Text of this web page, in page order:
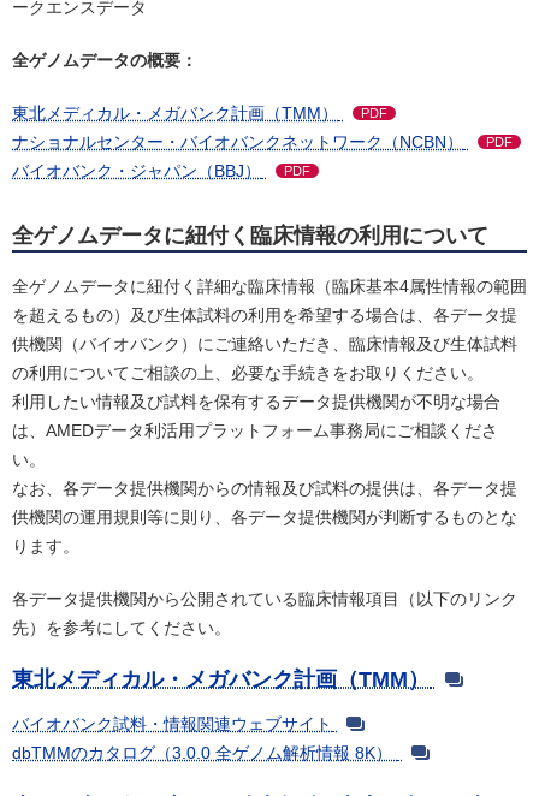
ークエンスデータ
全ゲノムデータの概要：
東北メディカル・メガバンク計画（TMM） PDF
ナショナルセンター・バイオバンクネットワーク（NCBN） PDF
バイオバンク・ジャパン（BBJ） PDF
全ゲノムデータに紐付く臨床情報の利用について
全ゲノムデータに紐付く詳細な臨床情報（臨床基本4属性情報の範囲
を超えるもの）及び生体試料の利用を希望する場合は、各データ提
供機関（バイオバンク）にご連絡いただき、臨床情報及び生体試料
の利用についてご相談の上、必要な手続きをお取りください。
利用したい情報及び試料を保有するデータ提供機関が不明な場合
は、AMEDデータ利活用プラットフォーム事務局にご相談くださ
い。
なお、各データ提供機関からの情報及び試料の提供は、各データ提
供機関の運用規則等に則り、各データ提供機関が判断するものとな
ります。
各データ提供機関から公開されている臨床情報項目（以下のリンク
先）を参考にしてください。
東北メディカル・メガバンク計画（TMM）
バイオバンク試料・情報関連ウェブサイト
dbTMMのカタログ（3.0.0 全ゲノム解析情報 8K）